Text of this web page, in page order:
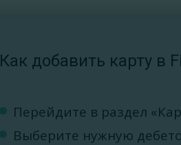
Как добавить карту в
Перейдите в раздел
Выберите нужную